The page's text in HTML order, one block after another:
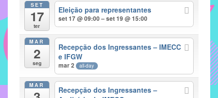
IMECC
tem
como
atribuição
implementar
mecanismos
SET
17
ter
Eleição para representantes
set 17 @ 09:00 – set 19 @ 15:00
MAR
2
seg
Recepção dos Ingressantes – IMECC
e IFGW
mar 2 all-day
MAR
Recepção dos Ingressantes –